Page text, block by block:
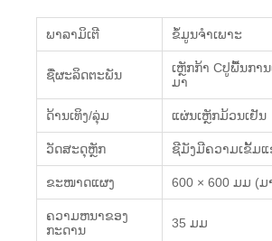
ພາລາມິເຕີ ຂໍ້ມູນຈໍາເພາະ
ຊື່ຜະລິດຕະພັນ
ເຫຼັກກ້າ Cປູພື້ນການ
ມາ
ດ້ານເທິງ/ລຸ່ມ ແຜ່ນເຫຼັກມ້ວນເຢັນ
ວັດສະດຸຫຼັກ ຊີມັງມີຄວາມເຂັ້ມແ
ຂະໜາດແຜງ 600 × 600 ມມ (
ຄວາມຫນາຂອງ
ກະດານ
35 ມມ